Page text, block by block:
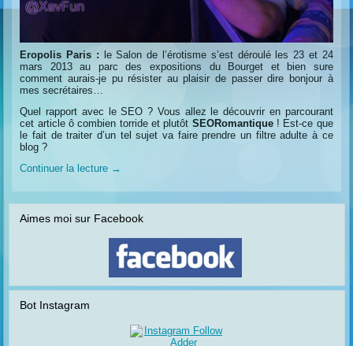
Eropolis Paris : le Salon de l’érotisme s’est déroulé les 23 et 24
mars 2013 au parc des expositions du Bourget et bien sure
comment aurais-je pu résister au plaisir de passer dire bonjour à
mes secrétaires…
Quel rapport avec le SEO ? Vous allez le découvrir en parcourant
cet article ô combien torride et plutôt SEORomantique! Est-ce que
le fait de traiter d’un tel sujet va faire prendre un filtre adulte à ce
blog ?
Continuer la lecture →
Aimes moi sur Facebook
Bot Instagram